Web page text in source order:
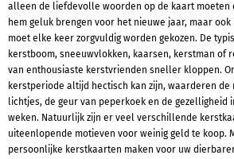
alleen de liefdevolle woorden op de kaart moeten
hem geluk brengen voor het nieuwe jaar, maar
moet elke keer zorgvuldig worden gekozen. De
kerstboom, sneeuwvlokken, kaarsen, kerstman of
van enthousiaste kerstvrienden sneller kloppen.
kerstperiode altijd hectisch kan zijn, waarderen de
lichtjes, de geur van peperkoek en de gezelligheid
weken. Natuurlijk zijn er veel verschillende
uiteenlopende motieven voor weinig geld te koop.
persoonlijke kerstkaarten maken voor uw